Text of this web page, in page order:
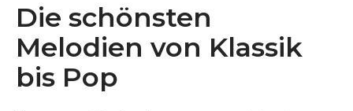
Die schönsten
Melodien von Klassik
bis Pop